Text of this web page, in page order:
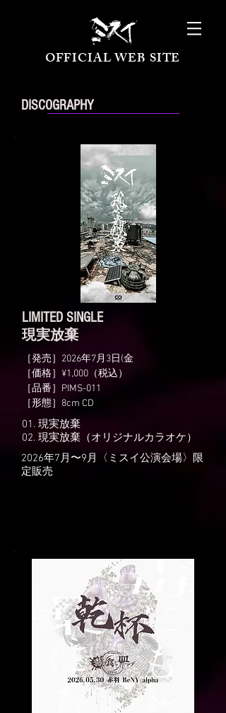
OFFICIAL WEB SITE
DISCOGRAPHY
LIMITED SINGLE
​現実放棄
［発売］2026年7月3日(金
［価格］¥1,000（税込）
［品番］PIMS-011
［形態］8cm CD
01. 現実放棄
02. 現実放棄（オリジナルカラオケ）
2026年7月〜9月〈ミスイ公演会場〉限
定販売